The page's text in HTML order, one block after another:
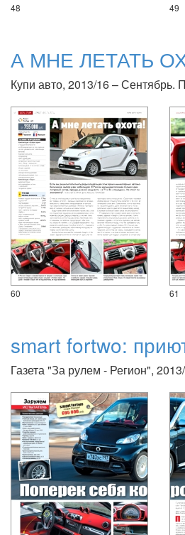
48 49
А МНЕ ЛЕТАТЬ
Купи авто, 2013/16 – Сентябрь.
60 61
smart fortwo:
Газета "За рулем - Регион",